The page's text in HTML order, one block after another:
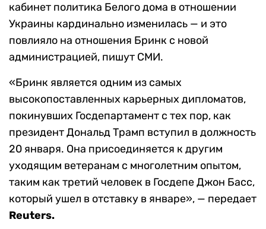
кабинет политика Белого дома в отношении
Украины кардинально изменилась — и это
повлияло на отношения Бринк с новой
администрацией, пишут СМИ.
«Бринк является одним из самых
высокопоставленных карьерных дипломатов,
покинувших Госдепартамент с тех пор, как
президент Дональд Трамп вступил в должность
20 января. Она присоединяется к другим
уходящим ветеранам с многолетним опытом,
таким как третий человек в Госдепе Джон Басс,
который ушел в отставку в январе», — передает
Reuters.